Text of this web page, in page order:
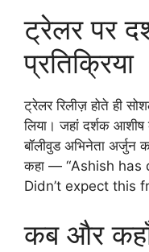
ट्रेलर पर
प्रतिक्रिया
ट्रेलर रिलीज़ होते ही
लिया। जहां दर्शक
बॉलीवुड अभिनेता अर्जुन
कहा — “Ashish has
Didn’t expect this
कब और